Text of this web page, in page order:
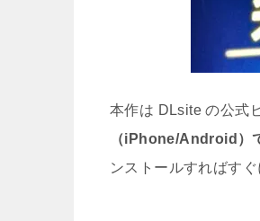
本作は DLsite の公式
（iPhone/Android）
ンストールすればすぐ